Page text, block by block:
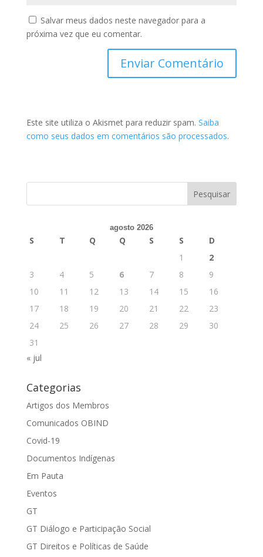
Salvar meus dados neste navegador para a
próxima vez que eu comentar.
Este site utiliza o Akismet para reduzir spam. Saiba
como seus dados em comentários são processados.
agosto 2026
S T Q Q S S
D
1
2
3
4 5 6 7 8
9
10
11 12 13 14 15
16
17
18 19 20 21 22
23
24
25 26 27 28 29
30
31
« jul
Categorias
Artigos dos Membros
Comunicados OBIND
Covid-19
Documentos Indígenas
Em Pauta
Eventos
GT
GT Diálogo e Participação Social
GT Direitos e Políticas de Saúde